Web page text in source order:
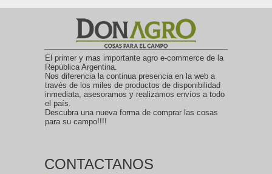
El primer y mas importante agro e-commerce de la
República Argentina.
Nos diferencia la continua presencia en la web a
través de los miles de productos de disponibilidad
inmediata, asesoramos y realizamos envíos a todo
el país.
Descubra una nueva forma de comprar las cosas
para su campo!!!!
CONTACTANOS